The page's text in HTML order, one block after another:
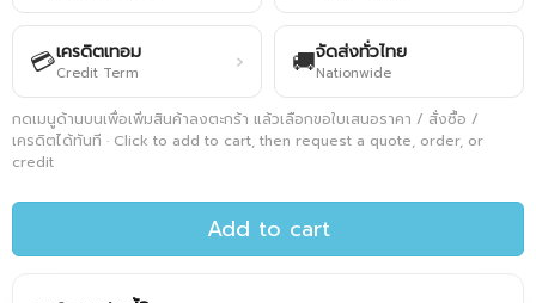
💳เครดิตเทอม
Credit Term › 🚚จัดส่งทั่วไทย
Nationwide
กดเมนูด้านบนเพื่อเพิ่มสินค้าลงตะกร้า แล้วเลือกขอใบเสนอราคา / สั่งซื้อ /
เครดิตได้ทันที · Click to add to cart, then request a quote, order, or
credit
Add to cart